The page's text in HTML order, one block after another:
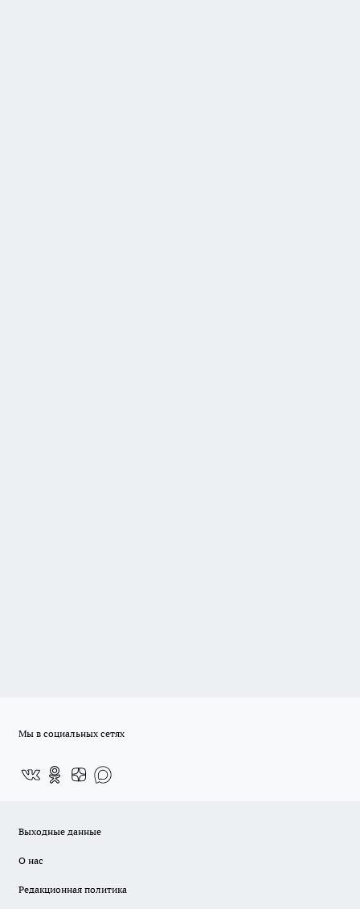
Мы в социальных сетях
Выходные данные
О нас
Редакционная политика